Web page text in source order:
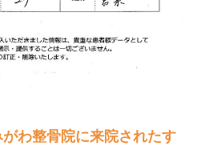
わ整骨院に来院されたす